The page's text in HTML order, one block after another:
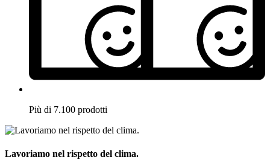
Più di 7.100 prodotti
Lavoriamo nel rispetto del clima.